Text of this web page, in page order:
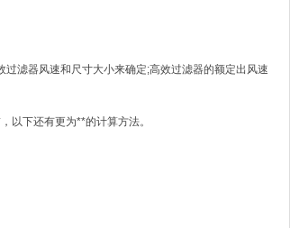
效过滤器风速和尺寸大小来确定;高效过滤器的额定出风速
下还有更为**的计算方法。